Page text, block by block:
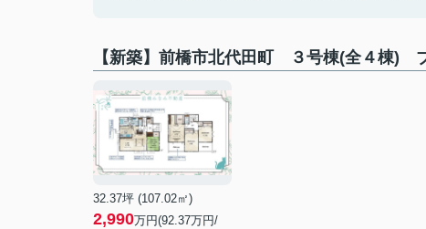
【新築】前橋市北代田町 ３号棟(全４棟)
32.37坪 (107.02㎡)
2,990万円(92.37万円/